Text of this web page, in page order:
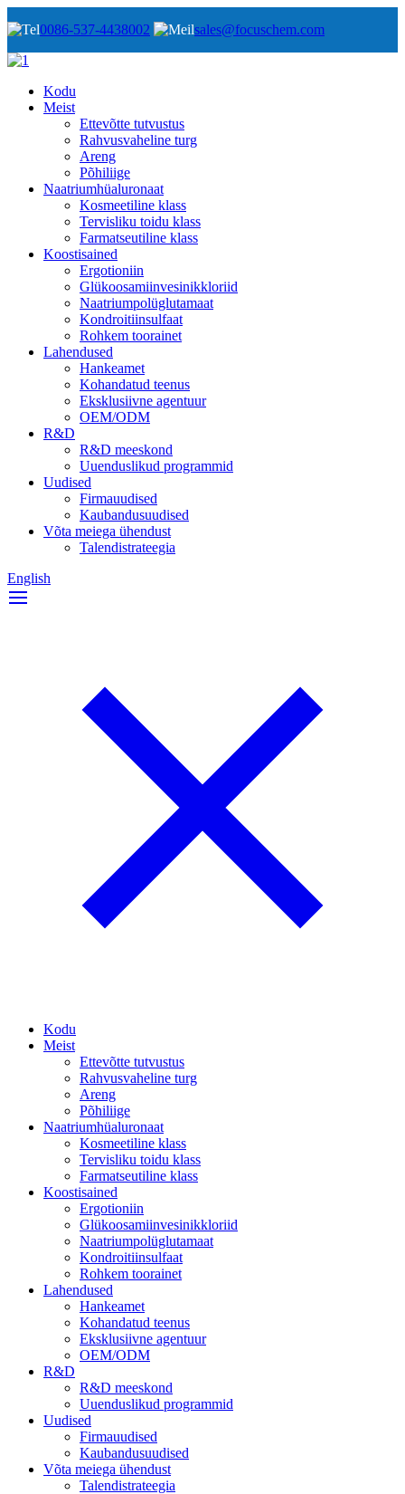
0086-537-4438002 sales@focuschem.com
Kodu
Meist
Ettevõtte tutvustus
Rahvusvaheline turg
Areng
Põhiliige
Naatriumhüaluronaat
Kosmeetiline klass
Tervisliku toidu klass
Farmatseutiline klass
Koostisained
Ergotioniin
Glükoosamiinvesinikkloriid
Naatriumpolüglutamaat
Kondroitiinsulfaat
Rohkem toorainet
Lahendused
Hankeamet
Kohandatud teenus
Eksklusiivne agentuur
OEM/ODM
R&D
R&D meeskond
Uuenduslikud programmid
Uudised
Firmauudised
Kaubandusuudised
Võta meiega ühendust
Talendistrateegia
English
Kodu
Meist
Ettevõtte tutvustus
Rahvusvaheline turg
Areng
Põhiliige
Naatriumhüaluronaat
Kosmeetiline klass
Tervisliku toidu klass
Farmatseutiline klass
Koostisained
Ergotioniin
Glükoosamiinvesinikkloriid
Naatriumpolüglutamaat
Kondroitiinsulfaat
Rohkem toorainet
Lahendused
Hankeamet
Kohandatud teenus
Eksklusiivne agentuur
OEM/ODM
R&D
R&D meeskond
Uuenduslikud programmid
Uudised
Firmauudised
Kaubandusuudised
Võta meiega ühendust
Talendistrateegia